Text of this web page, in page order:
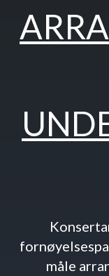
måle